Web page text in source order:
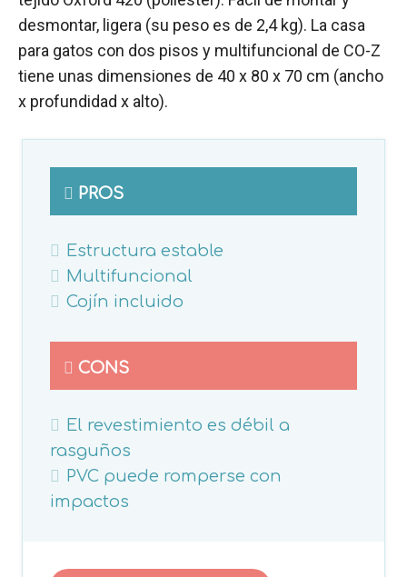
desmontar, ligera (su peso es de 2,4 kg). La casa
para gatos con dos pisos y multifuncional de CO-Z
tiene unas dimensiones de 40 x 80 x 70 cm (ancho
x profundidad x alto).
PROS
Estructura estable
Multifuncional
Cojín incluido
CONS
El revestimiento es débil a
rasguños
PVC puede romperse con
impactos